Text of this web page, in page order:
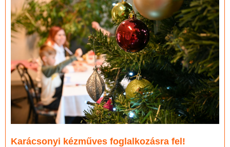
Karácsonyi kézműves foglalkozásra fel!